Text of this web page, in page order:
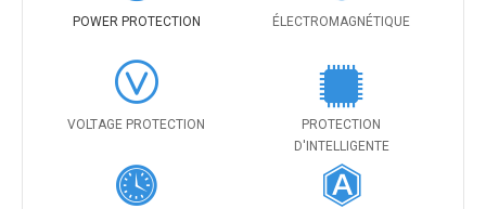
POWER PROTECTION ÉLECTROMAGNÉTIQUE
VOLTAGE PROTECTION
PROTECTION
D'INTELLIGENTE